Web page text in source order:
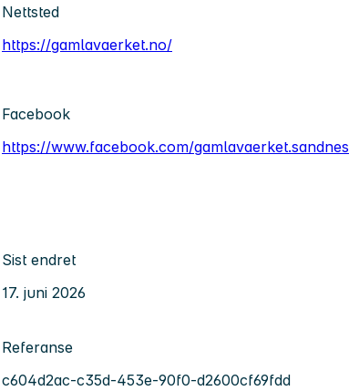
Nettsted
https://gamlavaerket.no/
Facebook
https://www.facebook.com/gamlavaerket.sandnes
Sist endret
17. juni 2026
Referanse
c604d2ac-c35d-453e-90f0-d2600cf69fdd